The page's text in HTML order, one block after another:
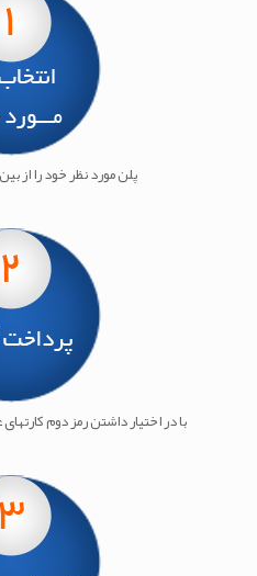
پلن مورد نظر خود را از
با در اختیار داشتن رمز دوم